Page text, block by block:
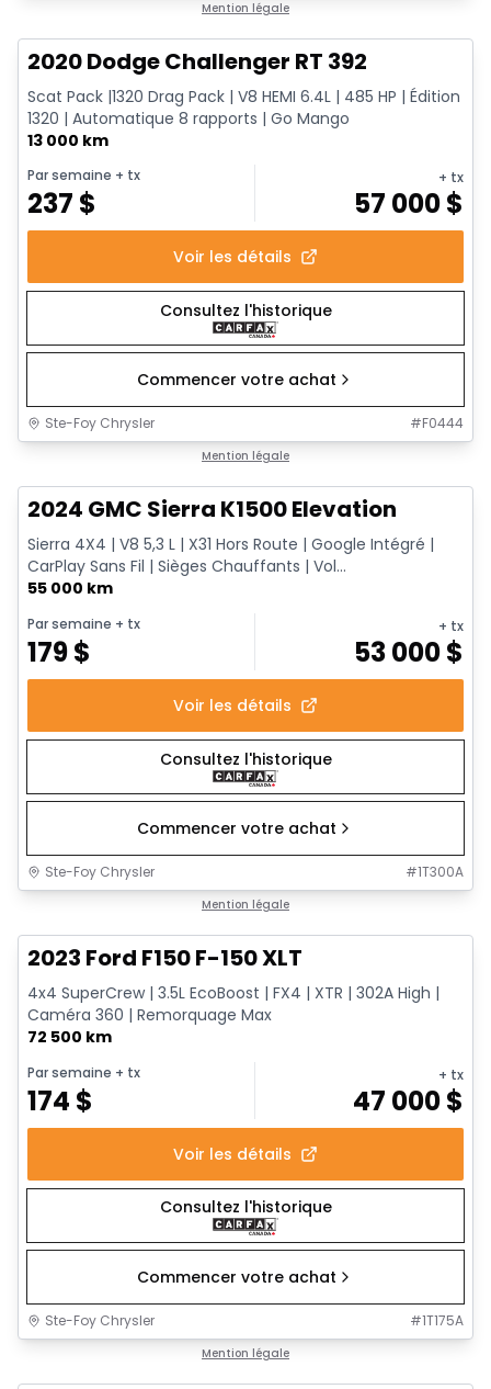
Mention légale
2020 Dodge Challenger RT 392
Scat Pack |1320 Drag Pack | V8 HEMI 6.4L | 485 HP | Édition
1320 | Automatique 8 rapports | Go Mango
13 000 km
Par semaine + tx
237 $
+ tx
57 000$
Voir les détails
Consultez l'historique
Commencer votre achat
Ste-Foy Chrysler #F0444
Mention légale
2024 GMC Sierra K1500 Elevation
Sierra 4X4 | V8 5,3 L | X31 Hors Route | Google Intégré |
CarPlay Sans Fil | Sièges Chauffants | Vol...
55 000 km
Par semaine + tx
179$
+ tx
53 000$
Voir les détails
Consultez l'historique
Commencer votre achat
Ste-Foy Chrysler #1T300A
Mention légale
2023 Ford F150 F-150 XLT
4x4 SuperCrew | 3.5L EcoBoost | FX4 | XTR | 302A High |
Caméra 360 | Remorquage Max
72 500 km
Par semaine + tx
174 $
+ tx
47 000$
Voir les détails
Consultez l'historique
Commencer votre achat
Ste-Foy Chrysler #1T175A
Mention légale